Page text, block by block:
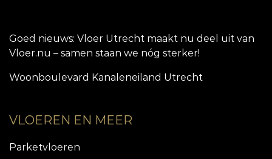
Goed nieuws: Vloer Utrecht maakt nu deel uit van
Vloer.nu – samen staan we nóg sterker!
Woonboulevard Kanaleneiland Utrecht
VLOEREN EN MEER
Parketvloeren